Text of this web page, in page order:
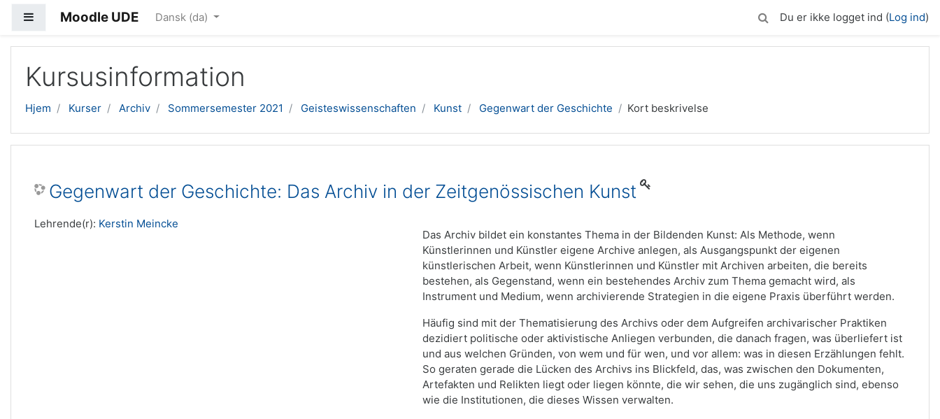
SidepanelMoodle UDE Dansk ‎(da)‎ Du er ikke logget ind (Log ind)
Kursusinformation
Hjem Kurser Archiv Sommersemester 2021 Geisteswissenschaften Kunst Gegenwart der Geschichte Kort beskrivelse
Gegenwart der Geschichte: Das Archiv in der Zeitgenössischen Kunst
Das Archiv bildet ein konstantes Thema in der Bildenden Kunst: Als Methode, wenn
Künstlerinnen und Künstler eigene Archive anlegen, als Ausgangspunkt der eigenen
künstlerischen Arbeit, wenn Künstlerinnen und Künstler mit Archiven arbeiten, die bereits
bestehen, als Gegenstand, wenn ein bestehendes Archiv zum Thema gemacht wird, als
Instrument und Medium, wenn archivierende Strategien in die eigene Praxis überführt werden.
Häufig sind mit der Thematisierung des Archivs oder dem Aufgreifen archivarischer Praktiken
dezidiert politische oder aktivistische Anliegen verbunden, die danach fragen, was überliefert ist
und aus welchen Gründen, von wem und für wen, und vor allem: was in diesen Erzählungen fehlt.
So geraten gerade die Lücken des Archivs ins Blickfeld, das, was zwischen den Dokumenten,
Artefakten und Relikten liegt oder liegen könnte, die wir sehen, die uns zugänglich sind, ebenso
wie die Institutionen, die dieses Wissen verwalten.
Lehrende(r): Kerstin Meincke